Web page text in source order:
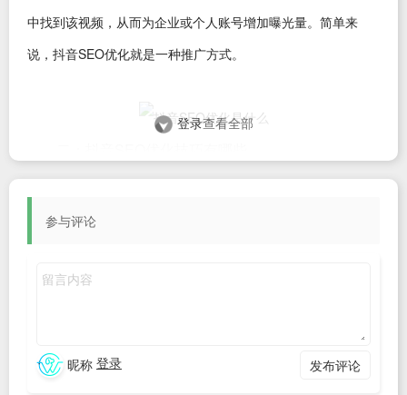
中找到该视频，从而为企业或个人账号增加曝光量。简单来
说，抖音SEO优化就是一种推广方式。
既然说到抖音SEO依靠的是技术手段，那么就意味着并不
需要花费大量金钱就可以获得成效。那么很多小伙伴肯定有疑
惑，抖音SEO优化要怎么做呢，有什么技巧可以提升短视频的
关键词排名？
根本来说，在抖音平台，能够获得大众喜爱的最主要还是
优质的内容创作。但不意味着一个视频获得大家喜爱，该账号
登录查看全部
参与评论
昵称 登录 发布评论